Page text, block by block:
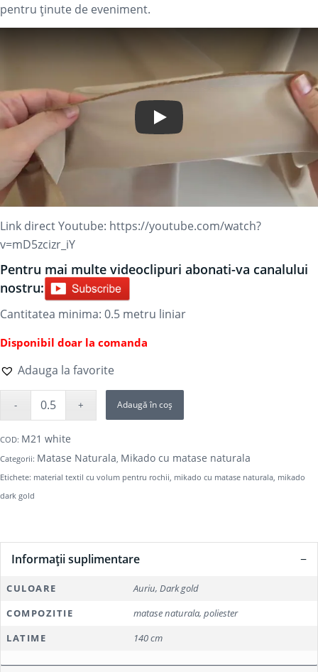
pentru ținute de eveniment.
Play Video
Link direct Youtube: https://youtube.com/watch?
v=mD5zcizr_iY
Pentru mai multe videoclipuri abonati-va canalului
nostru:
Cantitatea minima: 0.5 metru liniar
Disponibil doar la comanda
Adauga la favorite
Adaugă în coș
COD: M21 white
Categorii: Matase Naturala Mikado cu matase naturala
Etichete: material textil cu volum pentru rochii mikado cu matase naturala mikado
dark gold
Informații suplimentare
CULOARE
Auriu, Dark gold
COMPOZITIE
matase naturala, poliester
LATIME
140 cm